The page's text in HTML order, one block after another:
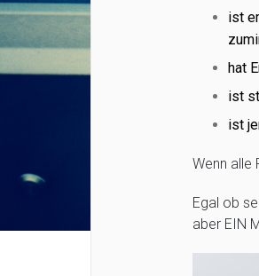
ist
hat
ist
ist
Wenn alle
Egal ob
aber EIN